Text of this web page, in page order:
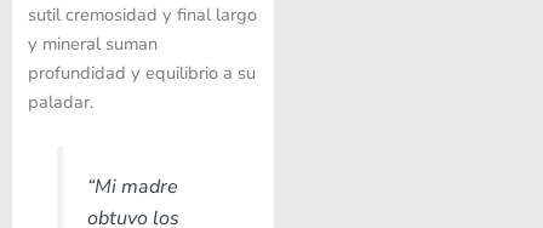
sutil cremosidad y final largo
y mineral suman
profundidad y equilibrio a su
paladar.
“Mi madre
obtuvo los